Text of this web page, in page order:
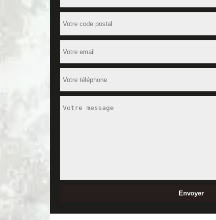
Recevez un devis peinture
N’hésitez pas à effectuer une demande de
devis peinture extérieure à Villeloin Coulange
pensez à nous donner des informations
suite à votre demande dans les 24 heures qui la
Choisissez la bonne entreprise de
l'entreprise n'est pas la bonne ou peu
appel à la compétence et au savoir faire d’une
peinture extérieure est la solution et si vous êtes
charge de la peinture de votre façade et aussi